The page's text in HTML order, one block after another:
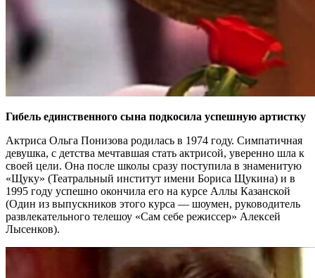
Гибель единственного сына подкосила успешную артистку
Актриса Ольга Понизова родилась в 1974 году. Симпатичная
девушка, с детства мечтавшая стать актрисой, уверенно шла к
своей цели. Она после школы сразу поступила в знаменитую
«Щуку» (Театральный институт имени Бориса Щукина) и в
1995 году успешно окончила его на курсе Аллы Казанской
(Один из выпускников этого курса — шоумен, руководитель
развлекательного телешоу «Сам себе режиссер» Алексей
Лысенков).